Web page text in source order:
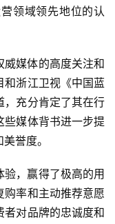
领域领先地位的认
威媒体的高度关注和
和浙江卫视《中国蓝
，充分肯定了其在行
些媒体背书进一步提
誉度。
，赢得了极高的用
购率和主动推荐意愿
者对品牌的忠诚度和